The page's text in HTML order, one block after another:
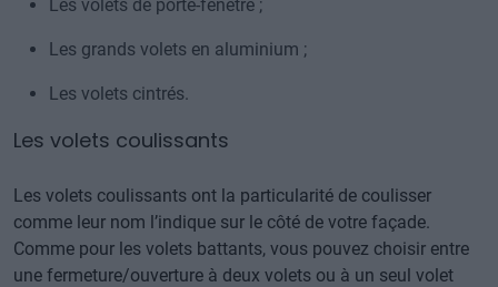
Les volets de porte-fenêtre ;
Les grands volets en aluminium ;
Les volets cintrés.
Les volets coulissants
Les volets coulissants ont la particularité de coulisser
comme leur nom l’indique sur le côté de votre façade.
Comme pour les volets battants, vous pouvez choisir entre
une fermeture/ouverture à deux volets ou à un seul volet